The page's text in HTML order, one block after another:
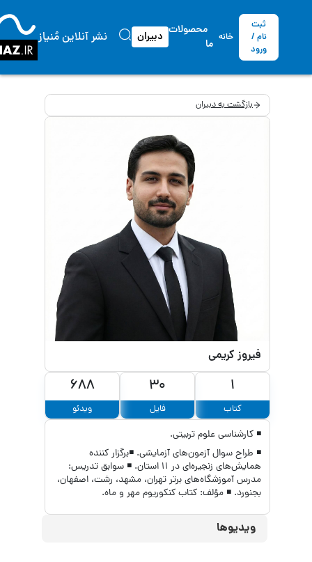
ثبت
نام /
ورود
خانه
محصولات
ما
دبیران نشر آنلاین مُنیاز
بازگشت به دبیران
فیروز کریمی
1
کتاب
30
فایل
688
ویدئو
◾ کارشناسی علوم تربیتی.
◾ طراح سوال آزمون‌های آزمایشی. ◾برگزار کننده
همایش‌های زنجیره‌ای در ۱۱ استان. ◾ سوابق تدریس:
مدرس آموزشگاه‌های برتر تهران، مشهد، رشت، اصفهان،
بجنورد. ◾ مؤلف: کتاب کنکوریوم مهر و ماه.
ویدیوها